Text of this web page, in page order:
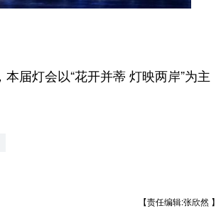
届灯会以“花开并蒂 灯映两岸”为主
【责任编辑:张欣然 】